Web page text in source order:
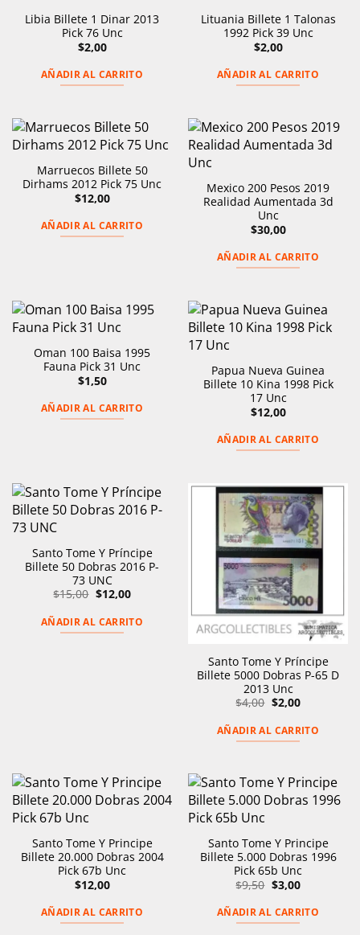
Libia Billete 1 Dinar 2013
Pick 76 Unc
$2,00
AÑADIR AL CARRITO
Lituania Billete 1 Talonas
1992 Pick 39 Unc
$2,00
AÑADIR AL CARRITO
Marruecos Billete 50
Dirhams 2012 Pick 75 Unc
$12,00
AÑADIR AL CARRITO
Mexico 200 Pesos 2019
Realidad Aumentada 3d
Unc
$30,00
AÑADIR AL CARRITO
Oman 100 Baisa 1995
Fauna Pick 31 Unc
$1,50
AÑADIR AL CARRITO
Papua Nueva Guinea
Billete 10 Kina 1998 Pick
17 Unc
$12,00
AÑADIR AL CARRITO
Santo Tome Y Príncipe
Billete 50 Dobras 2016 P-
73 UNC
$15,00 El
precio
era:
$15,00.
$12,00El
es:
AÑADIR AL CARRITO
Santo Tome Y Príncipe
Billete 5000 Dobras P-65 D
2013 Unc
$4,00 El
precio
era:
$4,00.
$2,00El
es:
$2,00.
AÑADIR AL CARRITO
Santo Tome Y Principe
Billete 20.000 Dobras 2004
Pick 67b Unc
$12,00
AÑADIR AL CARRITO
Santo Tome Y Principe
Billete 5.000 Dobras 1996
Pick 65b Unc
$9,50 El
precio
original
era:
$9,50.
$3,00El
actual
es:
$3,00.
AÑADIR AL CARRITO